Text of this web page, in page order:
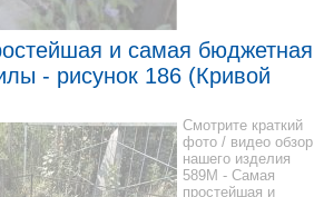
и самая бюджетная
- рисунок 186 (Кривой
Смотрите краткий
фото / видео обзор
нашего изделия
589M - Самая
простейшая и